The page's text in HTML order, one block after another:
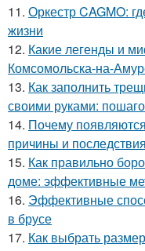
11. Оркестр CAGMO:
жизни
12. Какие легенды и
Комсомольска-на-
13. Как заполнить
своими руками:
14. Почему
причины и последствия
15. Как правильно
доме: эффективные
16. Эффективные
в брусе
17. Как выбрать